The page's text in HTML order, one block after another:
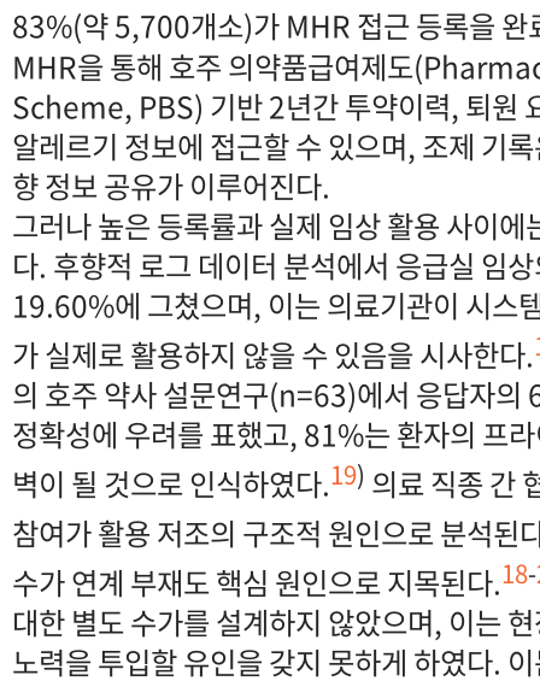
83%(약 5,700개소)가 MHR 접근 등록을 완
MHR을 통해 호주 의약품급여제도
Scheme, PBS) 기반 2년간 투약이력, 퇴원
알레르기 정보에 접근할 수 있으며, 조제 기
향 정보 공유가 이루어진다.
그러나 높은 등록률과 실제 임상 활용 사이
다. 후향적 로그 데이터 분석에서 응급실 임
19.60%에 그쳤으며, 이는 의료기관이 시스
가 실제로 활용하지 않을 수 있음을 시사한다.
의 호주 약사 설문연구(n=63)에서 응답자의
정확성에 우려를 표했고, 81%는 환자의 프
벽이 될 것으로 인식하였다.19) 의료 직종 간
참여가 활용 저조의 구조적 원인으로 분석된
수가 연계 부재도 핵심 원인으로 지목된다.18-
대한 별도 수가를 설계하지 않았으며, 이는
노력을 투입할 유인을 갖지 못하게 하였다.